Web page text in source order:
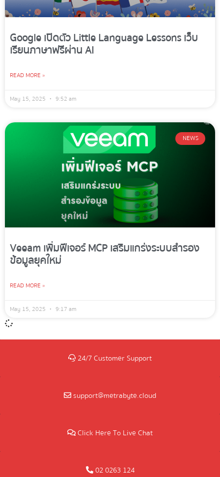
Google เปิดตัว Little Language Lessons เว็บ
เรียนภาษาฟรีผ่าน AI
READ MORE »
May 15, 2025 9:52 am
NEWS
Veeam เพิ่มฟีเจอร์ MCP เสริมแกร่งระบบสำรอง
ข้อมูลยุคใหม่
READ MORE »
May 15, 2025 9:17 am
24/7 Customer Support
support@metrabyte.cloud
Click Here To Live Chat
02 0263 124